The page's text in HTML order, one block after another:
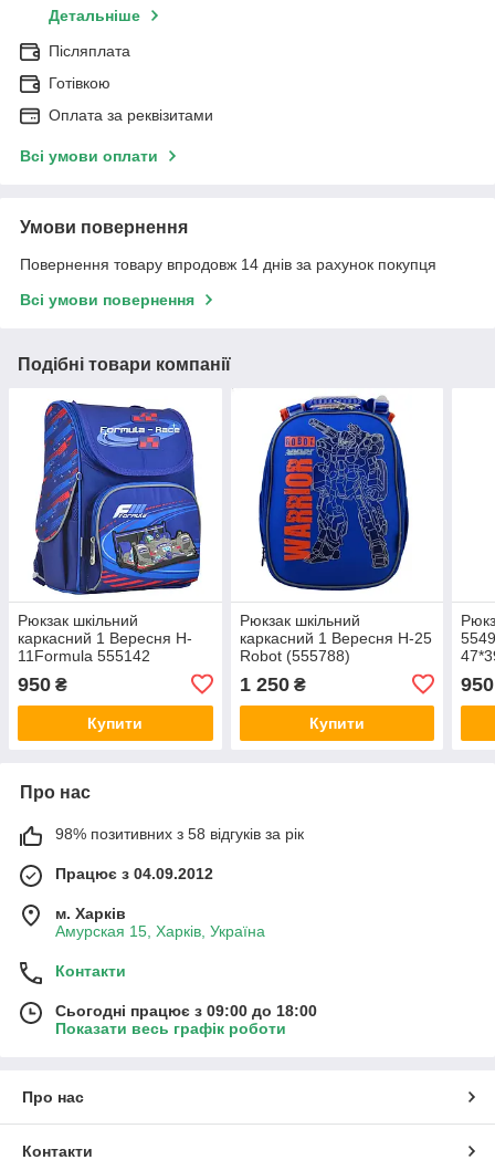
Детальніше
Післяплата
Готівкою
Оплата за реквізитами
Всі умови оплати
Умови повернення
Повернення товару впродовж 14 днів за рахунок покупця
Всі умови повернення
Подібні товари компанії
Рюкзак шкільний
каркасний 1 Вересня H-
11Formula 555142
950 ₴
Купити
Рюкзак шкільний
каркасний 1 Вересня H-25
Robot (555788)
1 250₴
Купити
950
Про нас
98% позитивних з 58 відгуків за рік
Працює з 04.09.2012
м. Харків
Амурская 15, Харків, Україна
Контакти
Сьогодні працює з 09:00 до 18:00
Показати весь графік роботи
Про нас
Контакти